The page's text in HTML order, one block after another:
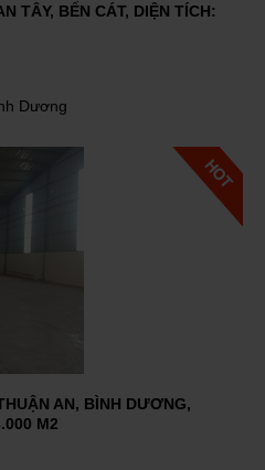
TÂY, BẾN CÁT, DIỆN TÍCH:
Dương
AN, BÌNH DƯƠNG,
M2